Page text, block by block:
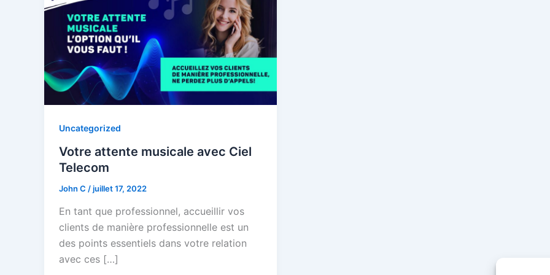
Uncategorized
Votre attente musicale avec Ciel
Telecom
John C /juillet 17, 2022
En tant que professionnel, accueillir vos
clients de manière professionnelle est un
des points essentiels dans votre relation
avec ces […]